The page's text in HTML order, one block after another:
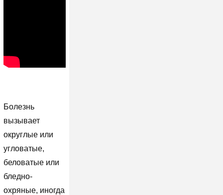
Болезнь
вызывает
округлые или
угловатые,
беловатые или
бледно-
охряные, иногда